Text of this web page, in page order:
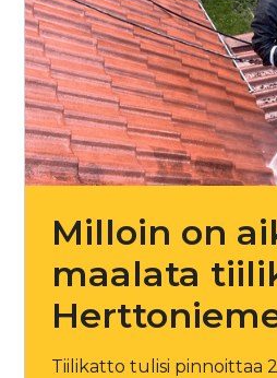
Milloin on
maalata
Tiilikatto tulisi pinnoittaa